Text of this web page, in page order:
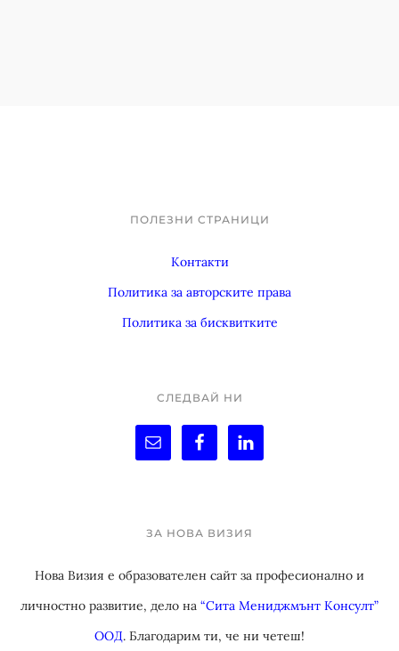
ПОЛЕЗНИ СТРАНИЦИ
Контакти
Политика за авторските права
Политика за бисквитките
СЛЕДВАЙ НИ
ЗА НОВА ВИЗИЯ
Нова Визия е образователен сайт за професионално и
личностно развитие, дело на “Сита Мениджмънт Консулт”
ООД. Благодарим ти, че ни четеш!